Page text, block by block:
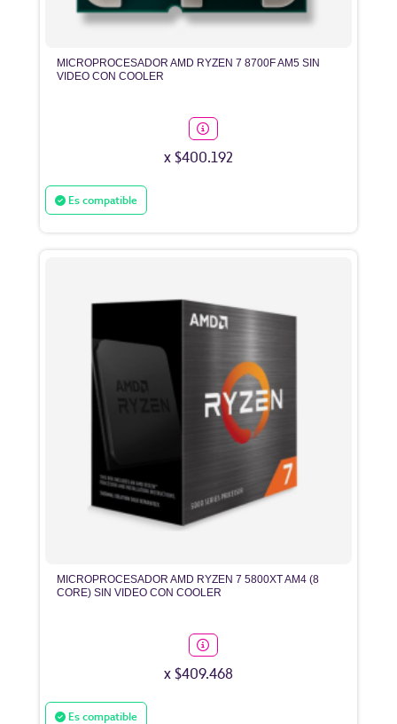
MICROPROCESADOR AMD RYZEN 7 8700F AM5 SIN
VIDEO CON COOLER
x $400.192
Es compatible
MICROPROCESADOR AMD RYZEN 7 5800XT AM4 (8
CORE) SIN VIDEO CON COOLER
x $409.468
Es compatible